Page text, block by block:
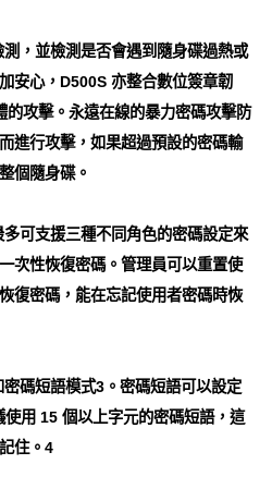
，並檢測是否會遇到隨身碟過熱或
安心，D500S 亦整合數位簽章韌
攻擊。永遠在線的暴力密碼攻擊防
進行攻擊，如果超過預設的密碼輸
個隨身碟。
可支援三種不同角色的密碼設定來
次性恢復密碼。管理員可以重置使
復密碼，能在忘記使用者密碼時恢
碼短語模式3。密碼短語可以設定
用 15 個以上字元的密碼短語，這
住。4